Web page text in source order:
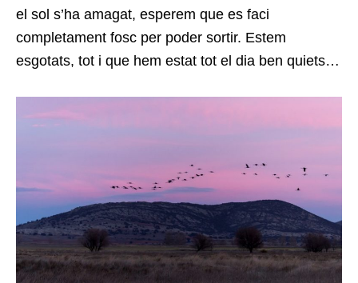
el sol s’ha amagat, esperem que es faci
completament fosc per poder sortir. Estem
esgotats, tot i que hem estat tot el dia ben quiets…